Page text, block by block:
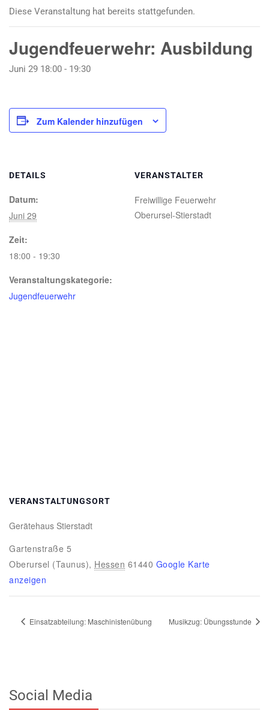
Diese Veranstaltung hat bereits stattgefunden.
Jugendfeuerwehr: Ausbildung
Juni 29 18:00 - 19:30
Zum Kalender hinzufügen
DETAILS
Datum:
Juni 29
Zeit:
18:00 - 19:30
Veranstaltungskategorie:
Jugendfeuerwehr
VERANSTALTER
Freiwillige Feuerwehr
Oberursel-Stierstadt
VERANSTALTUNGSORT
Gerätehaus Stierstadt
Gartenstraße 5
Oberursel (Taunus), Hessen 61440 Google Karte
anzeigen
Einsatzabteilung: Maschinistenübung Musikzug: Übungsstunde
Social Media